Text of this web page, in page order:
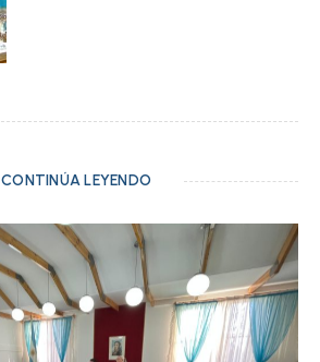
CONTINÚA LEYENDO